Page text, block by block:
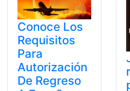
Conoce Los
Requisitos
Para
Autorización
De Regreso